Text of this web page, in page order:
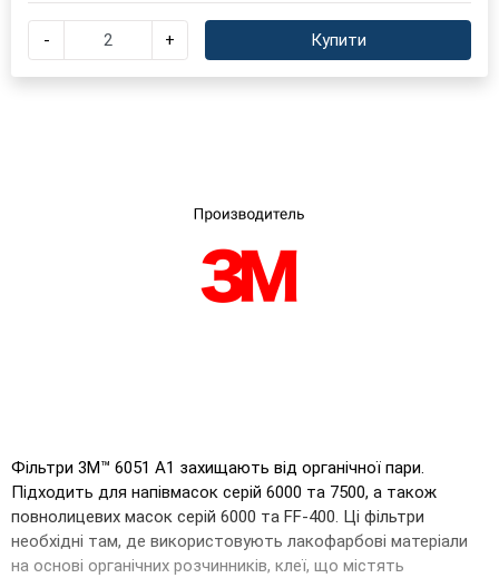
UA RU
Фільтри 3M™ 6051 A1 захищають від органічної пари.
Підходить для напівмасок серій 6000 та 7500, а також
повнолицевих масок серій 6000 та FF-400. Ці фільтри
необхідні там, де використовують лакофарбові матеріали
на основі органічних розчинників, клеї, що містять
- + Купити